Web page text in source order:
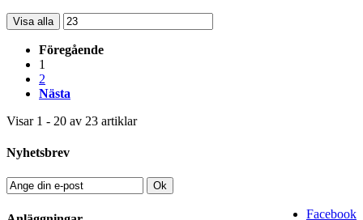
Visa alla
Föregående
1
2
Nästa
Visar 1 - 20 av 23 artiklar
Nyhetsbrev
Ok
Facebook